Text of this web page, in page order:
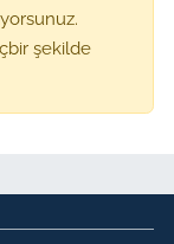
şekilde